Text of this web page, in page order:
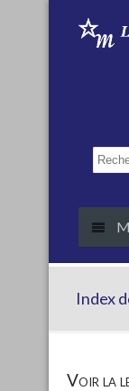
Index
Voir la